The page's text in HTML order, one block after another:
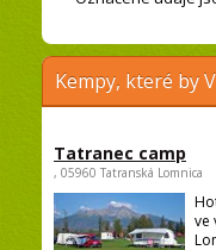
Kempy, které by
Tatranec camp
, 05960 Tatranská Lomnica
ve